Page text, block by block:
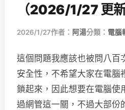
（2026/1/27 更新
2026/1/27作者： 阿湯分類： 電腦
這個問題我應該也被問八百
安全性，不希望大家在電腦
鎖起來，因此想要在電腦使
過網管這一關，不過大部份